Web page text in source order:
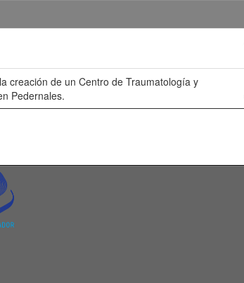
creación de un Centro de Traumatología y
Pedernales.